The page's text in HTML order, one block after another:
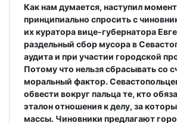
Как нам думается, наступил момент
принципиально спросить с
их куратора вице-губернатора
раздельный сбор мусора в
аудита и при участии городской
Потому что нельзя сбрасывать со
моральный фактор.
обвести вокруг пальца те, кто
эталон отношения к делу, за
массы. Чиновники предлагают